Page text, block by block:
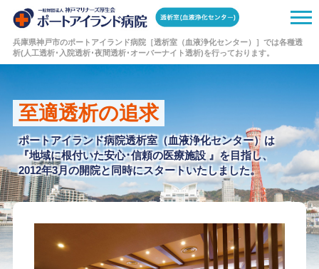
兵庫県神戸市のポートアイランド病院［透析室（血液浄化センター）］では各種透
析(人工透析･入院透析･夜間透析･オーバーナイト透析)を行っております。
t
o
g
a
v
g
a
t
至適透析の追求
ポートアイランド病院透析室（血液浄化センター）は
『地域に根付いた安心･信頼の医療施設 』を目指し、
2012年3月の開院と同時にスタートいたしました。